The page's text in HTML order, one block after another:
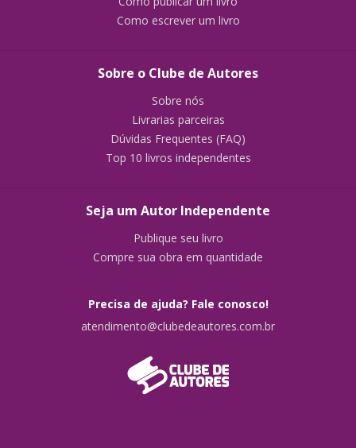
Como escrever um livro
Sobre o Clube de Autores
Sobre nós
Livrarias parceiras
Dúvidas Frequentes (FAQ)
Top 10 livros independentes
Seja um Autor Independente
Publique seu livro
Compre sua obra em quantidade
Precisa de ajuda? Fale conosco!
atendimento@clubedeautores.com.br